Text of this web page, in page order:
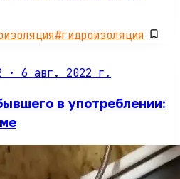
#гидроизоляция
· 6 авг. 2022 г.
в употреблении: